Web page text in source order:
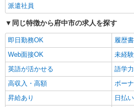
派遣社員
同じ特徴から府中市の求人を探す
即日勤務OK
履歴
Web面接OK
未経
英語が活かせる
語学
高収入・高額
ボー
昇給あり
日払い